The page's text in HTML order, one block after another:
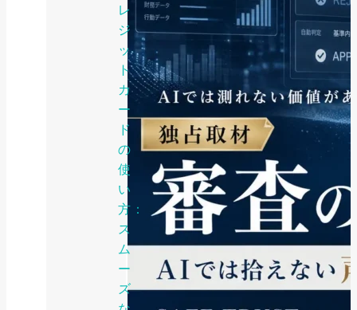
レ
ジ
ッ
ト
カ
ー
ド
の
使
い
方：
ス
ム
ー
ズ